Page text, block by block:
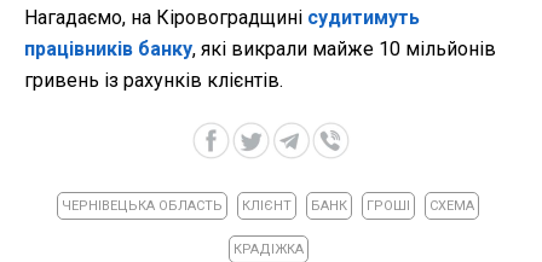
Нагадаємо, на Кіровоградщині судитимуть
працівників банку, які викрали майже 10 мільйонів
гривень із рахунків клієнтів.
ЧЕРНІВЕЦЬКА ОБЛАСТЬ КЛІЄНТ БАНК ГРОШІ СХЕМА
КРАДІЖКА